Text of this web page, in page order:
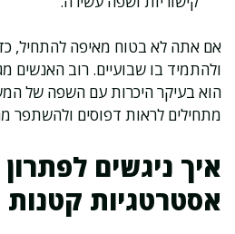
אם אתה לא בטוח מאיפה להתחיל,
ולהתמיד בו שבועיים. רוב האנשים
הוא בעיקר היכרות עם השפה של
מתחילים לראות דפוסים ולהשתפר
איך ניגשים
אסטרטגיות